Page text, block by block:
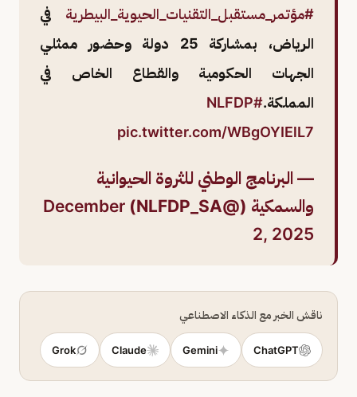
#مؤتمر_مستقبل_التقنيات_الحيوية_البيطرية ⁩ في
الرياض، بمشاركة 25 دولة وحضور ممثلي
الجهات الحكومية والقطاع الخاص في
المملكة.#NLFDP
pic.twitter.com/WBgOYIElL7
— البرنامج الوطني للثروة الحيوانية
والسمكية (@NLFDP_SA)
December
2, 2025
ناقش الخبر مع الذكاء الاصطناعي
ChatGPT
Gemini
Claude
Grok